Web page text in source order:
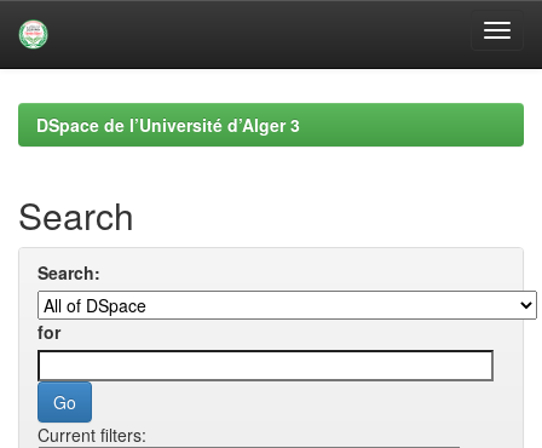
navigationDSpace de l’Université d’Alger 3
Search
Search:
for
Current filters: